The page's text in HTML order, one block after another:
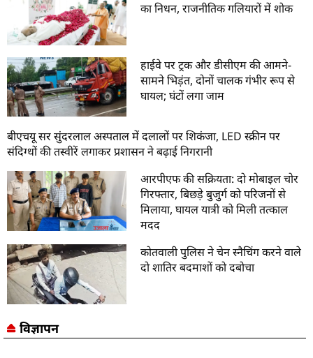
का निधन, राजनीतिक गलियारों में शोक
हाईवे पर ट्रक और डीसीएम की आमने-
सामने भिड़ंत, दोनों चालक गंभीर रूप से
घायल; घंटों लगा जाम
बीएचयू सर सुंदरलाल अस्पताल में दलालों पर शिकंजा, LED स्क्रीन पर
संदिग्धों की तस्वीरें लगाकर प्रशासन ने बढ़ाई निगरानी
आरपीएफ की सक्रियता: दो मोबाइल चोर
गिरफ्तार, बिछड़े बुजुर्ग को परिजनों से
मिलाया, घायल यात्री को मिली तत्काल
मदद
कोतवाली पुलिस ने चेन स्नैचिंग करने वाले
दो शातिर बदमाशों को दबोचा
विज्ञापन